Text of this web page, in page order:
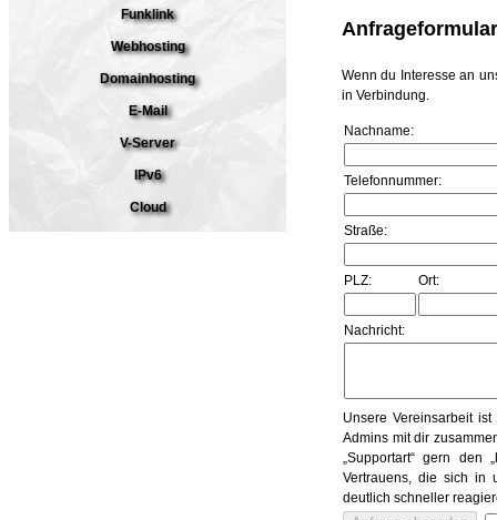
Funklink
Webhosting
Domainhosting
E-Mail
V-Server
IPv6
Cloud
Wenn du Interesse an
in Verbindung.
Nachname:
Telefonnummer:
Straße:
PLZ: Ort:
Nachricht:
Unsere Vereinsarbeit
Admins mit dir
„Supportart“ gern den
Vertrauens, die sich in
deutlich schneller